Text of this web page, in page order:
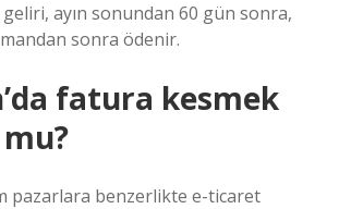
ayın sonundan 60 gün sonra,
sonra ödenir.
fatura kesmek
pazarlara benzerlikte e-ticaret